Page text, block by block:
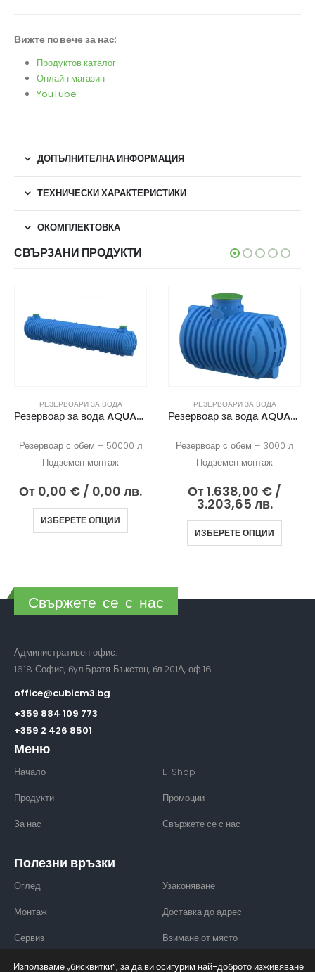
Вижте повече за нас:
Продуктов каталог
Онлайн магазин
YouTube
ДОПЪЛНИТЕЛНА ИНФОРМАЦИЯ
ТЕХНИЧЕСКИ ХАРАКТЕРИСТИКИ
ОКОМПЛЕКТОВКА
СВЪРЗАНИ ПРОДУКТИ
РЕЗЕРВОАРИ ЗА ВОДА
Резервоар за вода AQUAstay 50000
Резервоар с обем – 50000 л
Подземен монтаж
От 0,00 € / 0,00 лв.
ИЗБЕРЕТЕ ОПЦИИ
РЕЗЕРВОАРИ ЗА ВОДА
Резервоар за вода AQUAstay 3000
Резервоар с обем – 3000 л
Подземен монтаж
От1.638,00 € /
3.203,65 лв.
ИЗБЕРЕТЕ ОПЦИИ
Свържете се с нас
Административен офис:
1618 София, бул.Братя Бъкстон, бл.201А, оф.16
office@cubicm3.bg
+359 884 109 773
+359 2 426 8501
Меню
Начало
Продукти
За нас
E-Shop
Промоции
Свържете се с нас
Полезни връзки
Оглед
Монтаж
Сервиз
Узаконяване
Доставка до адрес
Взимане от място
Използваме „бисквитки“, за да ви осигурим най-доброто изживяване